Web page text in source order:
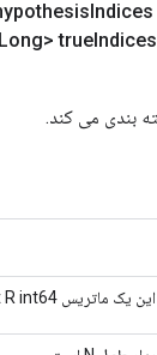
Indices،
Indices،